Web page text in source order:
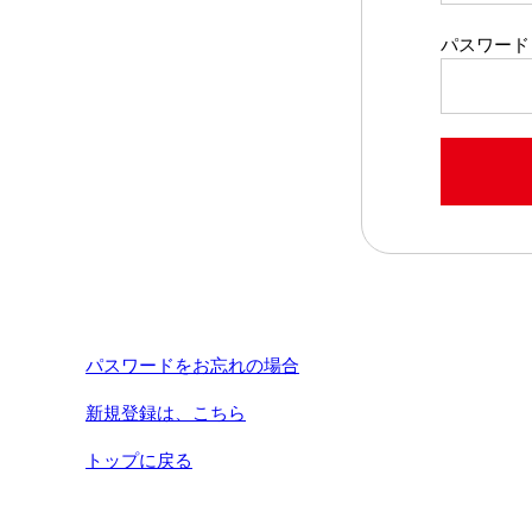
パスワード
パスワードをお忘れの場合
新規登録は、こちら
トップに戻る